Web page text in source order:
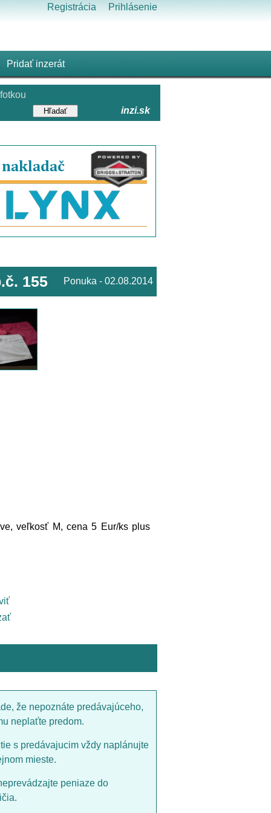
Registrácia Prihlásenie
Pridať inzerát
inzi.sk
155
Ponuka - 02.08.2014
veľkosť M, cena 5 Eur/ks plus
že nepoznáte predávajúceho,
neplaťte predom.
s predávajucim vždy naplánujte
mieste.
peniaze do